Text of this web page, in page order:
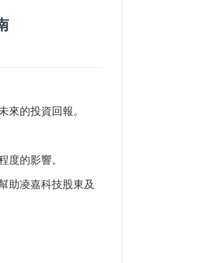
來的投資回報。
度的影響。
助凌嘉科技股東及